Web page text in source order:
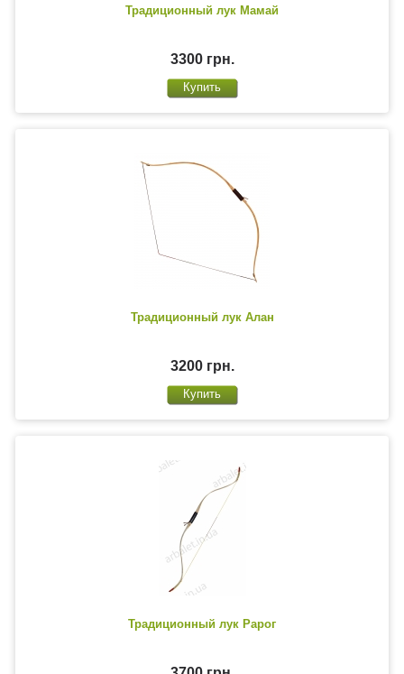
Традиционный лук Мамай
3300 грн.
Традиционный лук Алан
3200 грн.
Традиционный лук Рарог